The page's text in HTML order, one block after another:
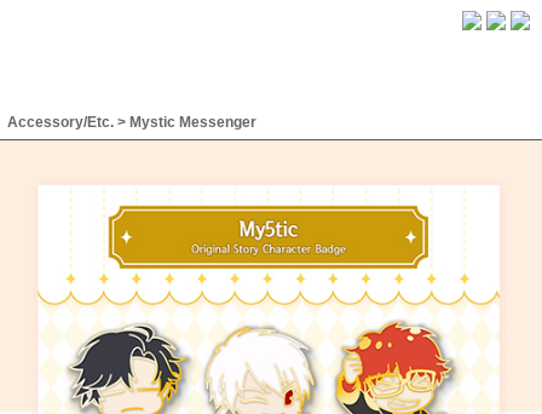
Accessory/Etc. > Mystic Messenger